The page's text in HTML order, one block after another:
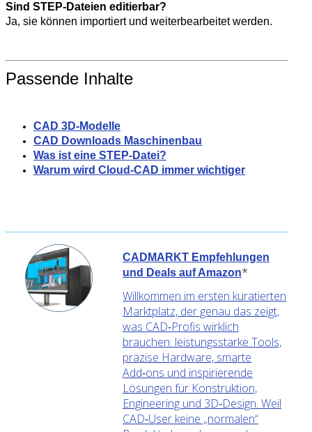
Sind STEP-Dateien editierbar?
Ja, sie können importiert und weiterbearbeitet werden.
Passende Inhalte
CAD 3D-Modelle
CAD Downloads Maschinenbau
Was ist eine STEP-Datei?
Warum wird Cloud-CAD immer wichtiger
CADMARKT Empfehlungen
und Deals auf Amazon*
Willkommen im ersten kuratierten
Marktplatz, der genau das zeigt,
was CAD‑Profis wirklich
brauchen: leistungsstarke Tools,
präzise Hardware, smarte
Add‑ons und inspirierende
Lösungen für Konstruktion,
Engineering und 3D‑Design. Weil
CAD‑User keine „normalen“